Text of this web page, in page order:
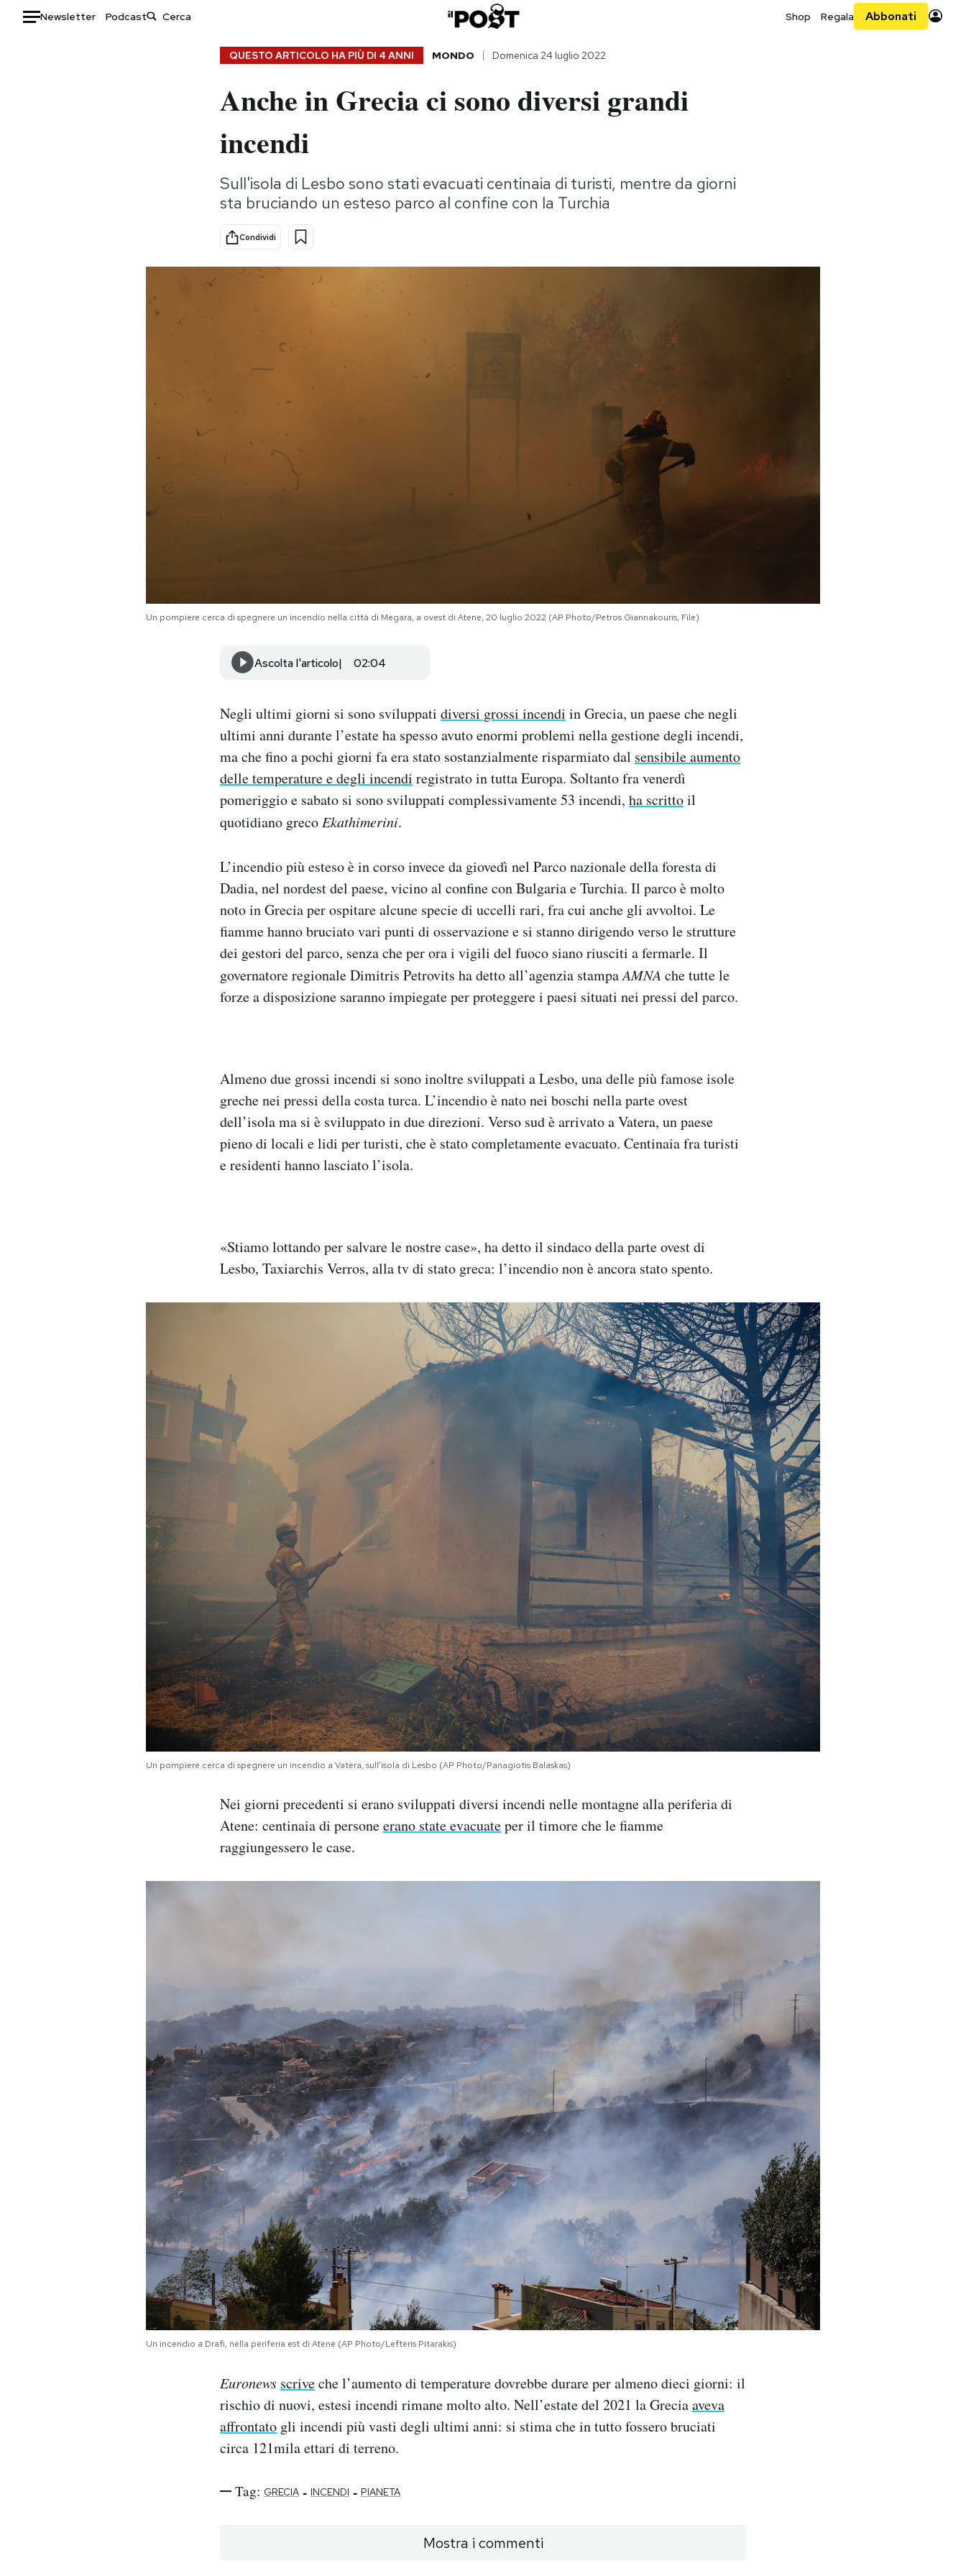
Newsletter Podcast Shop Regala Abbonati
Storie/Idee
Ok Boomer!
Altrecose
Mondiali calcio 2026
QUESTO ARTICOLO HA PIÙ DI 4 ANNI MONDO Domenica 24 luglio 2022
Anche in Grecia ci sono diversi grandi
incendi
Sull'isola di Lesbo sono stati evacuati centinaia di turisti, mentre da giorni
sta bruciando un esteso parco al confine con la Turchia
Condividi
Un pompiere cerca di spegnere un incendio nella città di Megara, a ovest di Atene, 20 luglio 2022 (AP Photo/Petros Giannakouris, File)
Ascolta l'articolo 02:04
Negli ultimi giorni si sono sviluppati diversi grossi incendi in Grecia, un paese che negli
ultimi anni durante l’estate ha spesso avuto enormi problemi nella gestione degli incendi,
ma che fino a pochi giorni fa era stato sostanzialmente risparmiato dal sensibile aumento
delle temperature e degli incendi registrato in tutta Europa. Soltanto fra venerdì
pomeriggio e sabato si sono sviluppati complessivamente 53 incendi, ha scrittoil
quotidiano grecoEkathimerini.
L’incendio più esteso è in corso invece da giovedì nel Parco nazionale della foresta di
Dadia, nel nordest del paese, vicino al confine con Bulgaria e Turchia. Il parco è molto
noto in Grecia per ospitare alcune specie di uccelli rari, fra cui anche gli avvoltoi. Le
fiamme hanno bruciato vari punti di osservazione e si stanno dirigendo verso le strutture
dei gestori del parco, senza che per ora i vigili del fuoco siano riusciti a fermarle. Il
governatore regionale Dimitris Petrovits ha detto all’agenzia stampaAMNA che tutte le
forze a disposizione saranno impiegate per proteggere i paesi situati nei pressi del parco.
Almeno due grossi incendi si sono inoltre sviluppati a Lesbo, una delle più famose isole
greche nei pressi della costa turca. L’incendio è nato nei boschi nella parte ovest
dell’isola ma si è sviluppato in due direzioni. Verso sud è arrivato a Vatera, un paese
pieno di locali e lidi per turisti, che è stato completamente evacuato. Centinaia fra turisti
e residenti hanno lasciato l’isola.
«Stiamo lottando per salvare le nostre case», ha detto il sindaco della parte ovest di
Lesbo, Taxiarchis Verros, alla tv di stato greca: l’incendio non è ancora stato spento.
Un pompiere cerca di spegnere un incendio a Vatera, sull’isola di Lesbo (AP Photo/Panagiotis Balaskas)
Nei giorni precedenti si erano sviluppati diversi incendi nelle montagne alla periferia di
Atene: centinaia di personeerano state evacuateper il timore che le fiamme
raggiungessero le case.
Un incendio a Drafi, nella periferia est di Atene (AP Photo/Lefteris Pitarakis)
Euronews scriveche l’aumento di temperature dovrebbe durare per almeno dieci giorni: il
rischio di nuovi, estesi incendi rimane molto alto. Nell’estate del 2021 la Greciaaveva
affrontato gli incendi più vasti degli ultimi anni: si stima che in tutto fossero bruciati
circa 121mila ettari di terreno.
Tag: GRECIA - INCENDI - PIANETA
Mostra i commenti